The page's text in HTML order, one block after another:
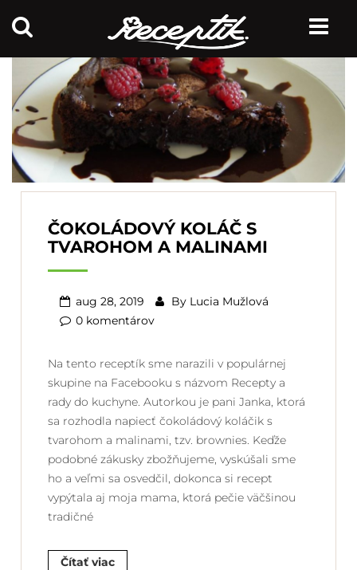
ČOKOLÁDOVÝ KOLÁČ S
TVAROHOM A MALINAMI
aug 28, 2019 By Lucia Mužlová
0 komentárov
Na tento receptík sme narazili v populárnej
skupine na Facebooku s názvom Recepty a
rady do kuchyne. Autorkou je pani Janka, ktorá
sa rozhodla napiecť čokoládový koláčik s
tvarohom a malinami, tzv. brownies. Keďže
podobné zákusky zbožňujeme, vyskúšali sme
ho a veľmi sa osvedčil, dokonca si recept
vypýtala aj moja mama, ktorá pečie väčšinou
tradičné
Čítať viac